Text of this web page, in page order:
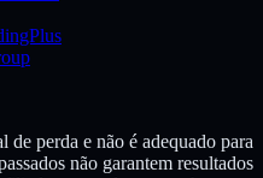
perda e não é adequado para
não garantem resultados